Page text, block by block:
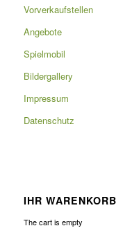
Vorverkaufstellen
Angebote
Spielmobil
Bildergallery
Impressum
Datenschutz
IHR WARENKORB
The cart is empty